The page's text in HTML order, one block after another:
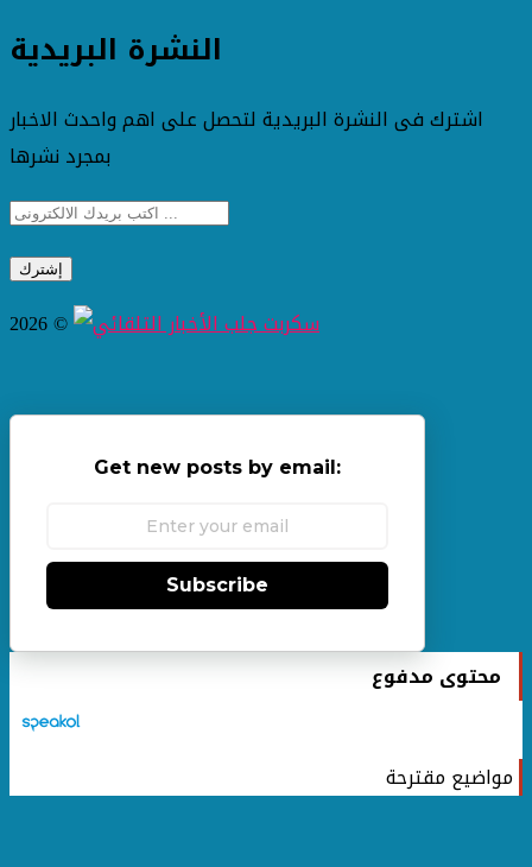
النشرة البريدية
اشترك فى النشرة البريدية لتحصل على اهم واحدث الاخبار
بمجرد نشرها
2026 ©
Get new posts by email:
Subscribe
محتوى مدفوع
مواضيع مقترحة